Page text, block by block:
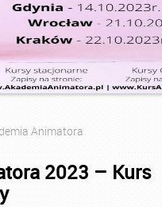
Animatora
2023 – Kurs